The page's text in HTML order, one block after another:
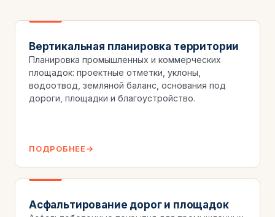
Вертикальная планировка территории
Планировка промышленных и коммерческих
площадок: проектные отметки, уклоны,
водоотвод, земляной баланс, основания под
дороги, площадки и благоустройство.
ПОДРОБНЕЕ
Асфальтирование дорог и площадок